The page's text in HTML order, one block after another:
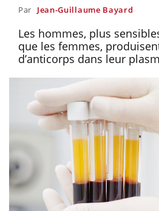
Par Jean-Guillaume Bayard
Les hommes, plus
que les femmes,
d’anticorps dans leur